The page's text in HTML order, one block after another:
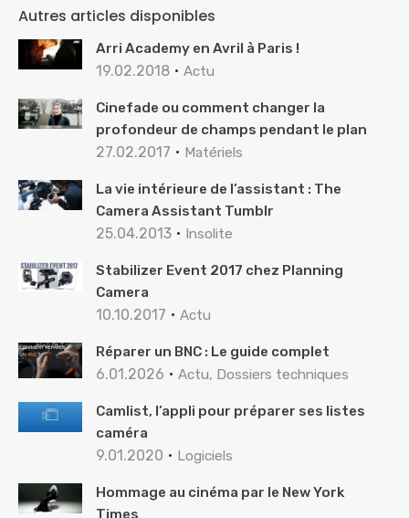
Autres articles disponibles
Arri Academy en Avril à Paris !
19.02.2018 Actu
Cinefade ou comment changer la
profondeur de champs pendant le plan
27.02.2017 Matériels
La vie intérieure de l’assistant : The
Camera Assistant Tumblr
25.04.2013 Insolite
Stabilizer Event 2017 chez Planning
Camera
10.10.2017 Actu
Réparer un BNC : Le guide complet
6.01.2026 Actu, Dossiers techniques
Camlist, l’appli pour préparer ses listes
caméra
9.01.2020 Logiciels
Hommage au cinéma par le New York
Times